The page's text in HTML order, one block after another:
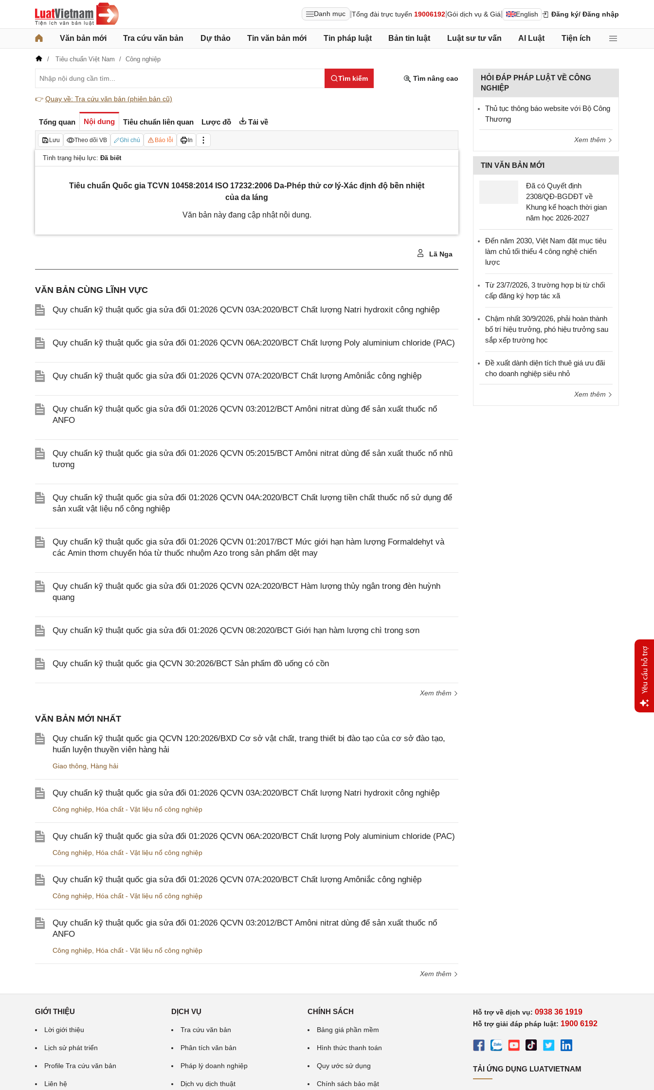
Danh mục Tổng đài trực tuyến 19006192 Gói dịch vụ & Giá English Đăng ký/ Đăng nhập
Văn bản mới Tra cứu văn bản Dự thảo Tin văn bản mới Tin pháp luật Bản tin luật Luật sư tư vấn AI Luật Tiện ích
Tiêu chuẩn Việt Nam Công nghiệp
Tìm kiếm Tìm nâng cao
👉 Quay về: Tra cứu văn bản (phiên bản cũ)
Tổng quan Nội dung Tiêu chuẩn liên quan Lược đồ Tải về
Lưu Theo dõi VB Ghi chú Báo lỗi In
Tình trạng hiệu lực: Đã biết
Tiêu chuẩn Quốc gia TCVN 10458:2014 ISO 17232:2006 Da-Phép thử cơ lý-Xác định độ bền nhiệt
của da láng
Văn bản này đang cập nhật nội dung.
Lã Nga
VĂN BẢN CÙNG LĨNH VỰC
Quy chuẩn kỹ thuật quốc gia sửa đổi 01:2026 QCVN 03A:2020/BCT Chất lượng Natri hydroxit công nghiệp
Quy chuẩn kỹ thuật quốc gia sửa đổi 01:2026 QCVN 06A:2020/BCT Chất lượng Poly aluminium chloride (PAC)
Quy chuẩn kỹ thuật quốc gia sửa đổi 01:2026 QCVN 07A:2020/BCT Chất lượng Amôniắc công nghiệp
Quy chuẩn kỹ thuật quốc gia sửa đổi 01:2026 QCVN 03:2012/BCT Amôni nitrat dùng để sản xuất thuốc nổ
ANFO
Quy chuẩn kỹ thuật quốc gia sửa đổi 01:2026 QCVN 05:2015/BCT Amôni nitrat dùng để sản xuất thuốc nổ nhũ
tương
Quy chuẩn kỹ thuật quốc gia sửa đổi 01:2026 QCVN 04A:2020/BCT Chất lượng tiền chất thuốc nổ sử dụng để
sản xuất vật liệu nổ công nghiệp
Quy chuẩn kỹ thuật quốc gia sửa đổi 01:2026 QCVN 01:2017/BCT Mức giới hạn hàm lượng Formaldehyt và
các Amin thơm chuyển hóa từ thuốc nhuộm Azo trong sản phẩm dệt may
Quy chuẩn kỹ thuật quốc gia sửa đổi 01:2026 QCVN 02A:2020/BCT Hàm lượng thủy ngân trong đèn huỳnh
quang
Quy chuẩn kỹ thuật quốc gia sửa đổi 01:2026 QCVN 08:2020/BCT Giới hạn hàm lượng chì trong sơn
Quy chuẩn kỹ thuật quốc gia QCVN 30:2026/BCT Sản phẩm đồ uống có cồn
Xem thêm
VĂN BẢN MỚI NHẤT
Quy chuẩn kỹ thuật quốc gia QCVN 120:2026/BXD Cơ sở vật chất, trang thiết bị đào tạo của cơ sở đào tạo,
huấn luyện thuyền viên hàng hải
Giao thông Hàng hải
Quy chuẩn kỹ thuật quốc gia sửa đổi 01:2026 QCVN 03A:2020/BCT Chất lượng Natri hydroxit công nghiệp
Công nghiệp Hóa chất - Vật liệu nổ công nghiệp
Quy chuẩn kỹ thuật quốc gia sửa đổi 01:2026 QCVN 06A:2020/BCT Chất lượng Poly aluminium chloride (PAC)
Công nghiệp Hóa chất - Vật liệu nổ công nghiệp
Quy chuẩn kỹ thuật quốc gia sửa đổi 01:2026 QCVN 07A:2020/BCT Chất lượng Amôniắc công nghiệp
Công nghiệp Hóa chất - Vật liệu nổ công nghiệp
Quy chuẩn kỹ thuật quốc gia sửa đổi 01:2026 QCVN 03:2012/BCT Amôni nitrat dùng để sản xuất thuốc nổ
ANFO
Công nghiệp Hóa chất - Vật liệu nổ công nghiệp
Xem thêm
HỎI ĐÁP PHÁP LUẬT VỀ CÔNG
NGHIỆP
Thủ tục thông báo website với Bộ Công
Thương
Xem thêm
TIN VĂN BẢN MỚI
Đã có Quyết định
2308/QĐ-BGDĐT về
Khung kế hoạch thời gian
năm học 2026-2027
Đến năm 2030, Việt Nam đặt mục tiêu
làm chủ tối thiểu 4 công nghệ chiến
lược
Từ 23/7/2026, 3 trường hợp bị từ chối
cấp đăng ký hợp tác xã
Chậm nhất 30/9/2026, phải hoàn thành
bố trí hiệu trưởng, phó hiệu trưởng sau
sắp xếp trường học
Đề xuất dành diện tích thuê giá ưu đãi
cho doanh nghiệp siêu nhỏ
Xem thêm
GIỚI THIỆU
Lời giới thiệu
Lịch sử phát triển
Profile Tra cứu văn bản
Liên hệ
DỊCH VỤ
Tra cứu văn bản
Phân tích văn bản
Pháp lý doanh nghiệp
Dịch vụ dịch thuật
CHÍNH SÁCH
Bảng giá phần mềm
Hình thức thanh toán
Quy ước sử dụng
Chính sách bảo mật
Hỗ trợ về dịch vụ: 0938 36 1919
Hỗ trợ giải đáp pháp luật: 1900 6192
TẢI ỨNG DỤNG LUATVIETNAM